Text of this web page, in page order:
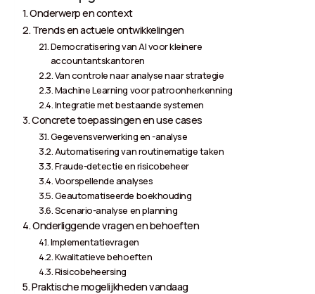
Onderwerp en context
Trends en actuele ontwikkelingen
Democratisering van AI voor kleinere
accountantskantoren
Van controle naar analyse naar strategie
Machine Learning voor patroonherkenning
Integratie met bestaande systemen
Concrete toepassingen en use cases
Gegevensverwerking en -analyse
Automatisering van routinematige taken
Fraude-detectie en risicobeheer
Voorspellende analyses
Geautomatiseerde boekhouding
Scenario-analyse en planning
Onderliggende vragen en behoeften
Implementatievragen
Kwalitatieve behoeften
Risicobeheersing
Praktische mogelijkheden vandaag